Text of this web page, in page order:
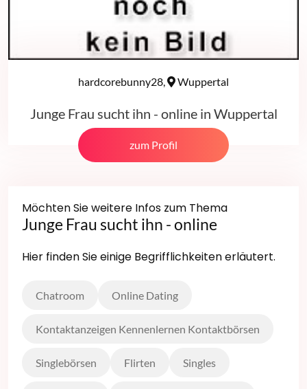
hardcorebunny28, Wuppertal
Junge Frau sucht ihn - online in Wuppertal
zum Profil
Möchten Sie weitere Infos zum Thema
Junge Frau sucht ihn - online
Hier finden Sie einige Begrifflichkeiten erläutert.
Chatroom Online Dating
Kontaktanzeigen Kennenlernen Kontaktbörsen
Singlebörsen Flirten Singles